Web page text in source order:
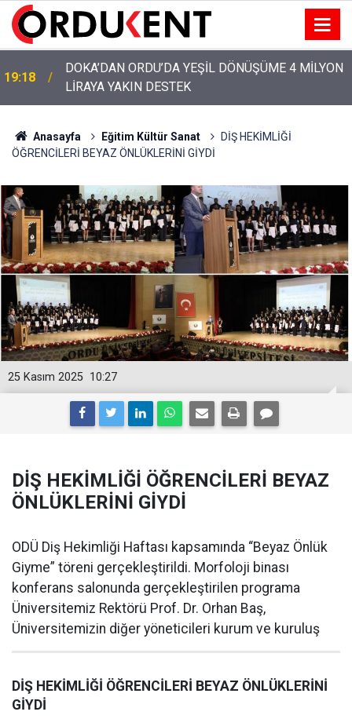
12:46
YENİ PARTİ’NİN ORDU’DAKİ 69 KİŞİLİK KURUCU
KADROSU AÇIKLANDI
Anasayfa Eğitim Kültür Sanat
DİŞ HEKİMLİĞİ
ÖĞRENCİLERİ BEYAZ ÖNLÜKLERİNİ GİYDİ
10:27
25 Kasım 2025
DİŞ HEKİMLİĞİ ÖĞRENCİLERİ BEYAZ
ÖNLÜKLERİNİ GİYDİ
ODÜ Diş Hekimliği Haftası kapsamında “Beyaz Önlük
Giyme” töreni gerçekleştirildi. Morfoloji binası
konferans salonunda gerçekleştirilen programa
Üniversitemiz Rektörü Prof. Dr. Orhan Baş,
Üniversitemizin diğer yöneticileri kurum ve kuruluş
DİŞ HEKİMLİĞİ ÖĞRENCİLERİ BEYAZ ÖNLÜKLERİNİ
GİYDİ